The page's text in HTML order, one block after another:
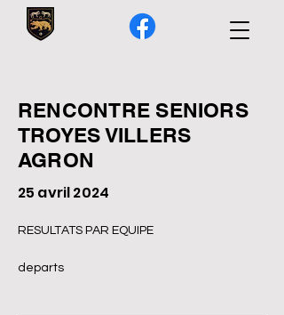
RENCONTRE SENIORS
TROYES VILLERS
AGRON
25 avril 2024
RESULTATS PAR EQUIPE
departs